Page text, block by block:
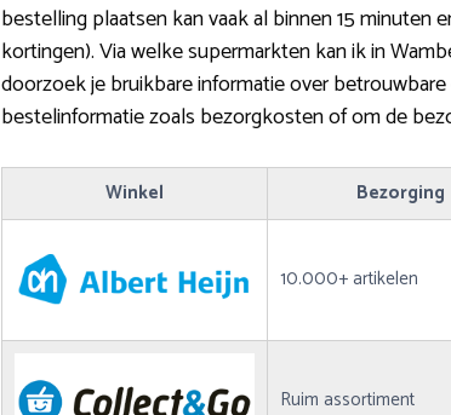
bestelling plaatsen kan vaak al binnen 15 minuten
kortingen). Via welke supermarkten kan ik in
doorzoek je bruikbare informatie over
bestelinformatie zoals bezorgkosten of om de
Winkel Bezorging
10.000+ artikelen
Ruim assortiment